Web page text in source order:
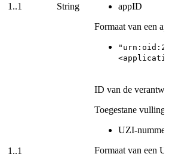
1..1 String
appID
Formaat van een
1..1
ID van de
Toegestane
UZI-
Formaat van een